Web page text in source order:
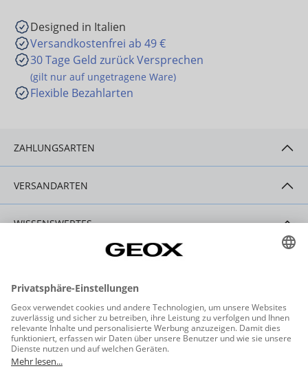
Designed in Italien
Versandkostenfrei ab 49 €
30 Tage Geld zurück Versprechen
(gilt nur auf ungetragene Ware)
Flexible Bezahlarten
ZAHLUNGSARTEN
VERSANDARTEN
WISSENSWERTES